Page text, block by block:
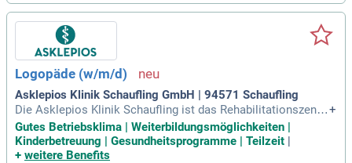
Logopäde (w/m/d)
Asklepios Klinik Schaufling GmbH | 94571 Schaufling
Die Asklepios Klinik Schaufling ist das Rehabilitationszentr
um für Neurologie/ Neuropsychologie, Orthopädie/Traumat
ologie und Kardiologie/Angiologie. Unsere Klinik verfügt üb
er 350 Betten und bietet dir ein breites Spektrum in der Reha
+
Gutes Betriebsklima | Weiterbildungsmöglichkeiten |
Kinderbetreuung | Gesundheitsprogramme | Teilzeit |
+ weitere Benefits